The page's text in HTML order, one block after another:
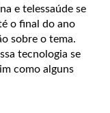
e telessaúde se
o final do ano
sobre o tema.
tecnologia se
como alguns